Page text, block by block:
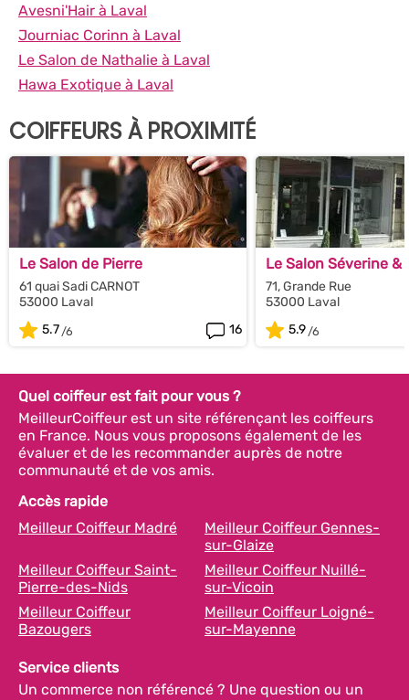
Avesni'Hair à Laval
Journiac Corinn à Laval
Le Salon de Nathalie à Laval
Hawa Exotique à Laval
COIFFEURS À PROXIMITÉ
Le Salon de Pierre
61 quai Sadi CARNOT
53000 Laval
5.7
16
Le Salon Séverine &
71, Grande Rue
53000 Laval
5.9
Quel coiffeur est fait pour vous ?
MeilleurCoiffeur est un site référençant les coiffeurs
en France. Nous vous proposons également de les
évaluer et de les recommander auprès de notre
communauté et de vos amis.
Accès rapide
Meilleur Coiffeur Madré
Meilleur Coiffeur Gennes-
sur-Glaize
Meilleur Coiffeur Saint-
Pierre-des-Nids
Meilleur Coiffeur Nuillé-
sur-Vicoin
Meilleur Coiffeur
Bazougers
Meilleur Coiffeur Loigné-
sur-Mayenne
Service clients
Un commerce non référencé ? Une question ou un